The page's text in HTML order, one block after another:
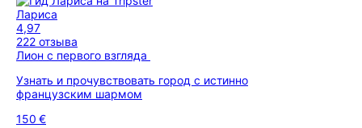
Лариса
4,97
222 отзыва
Лион с первого взгляда
Узнать и прочувствовать город с истинно
французским шармом
150 €